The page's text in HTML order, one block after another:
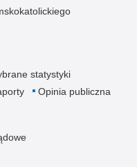
statystyki
Opinia publiczna